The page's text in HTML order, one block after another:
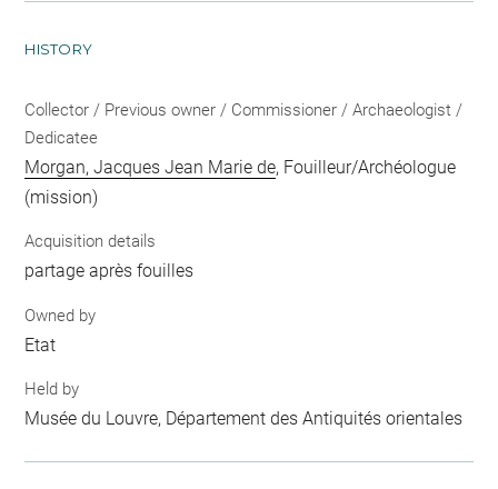
HISTORY
Collector / Previous owner / Commissioner / Archaeologist /
Dedicatee
Morgan, Jacques Jean Marie de, Fouilleur/Archéologue
(mission)
Acquisition details
partage après fouilles
Owned by
Etat
Held by
Musée du Louvre, Département des Antiquités orientales